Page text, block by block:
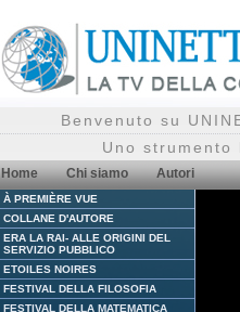
Benvenuto su
Uno
Home Chi siamo Autori
À PREMIÈRE VUE
COLLANE D'AUTORE
ERA LA RAI- ALLE ORIGINI DEL
SERVIZIO PUBBLICO
ETOILES NOIRES
FESTIVAL DELLA FILOSOFIA
FESTIVAL DELLA MATEMATICA